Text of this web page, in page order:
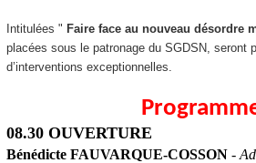
Intitulées " Faire face au nouveau désordre
placées sous le patronage du SGDSN, seront
d’interventions exceptionnelles.
08.30 OUVERTURE
Bénédicte FAUVARQUE-COSSON-